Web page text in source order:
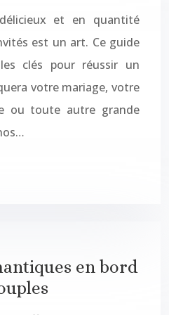
et en quantité
est un art. Ce guide
clés pour réussir un
votre mariage, votre
ou toute autre grande
en bord